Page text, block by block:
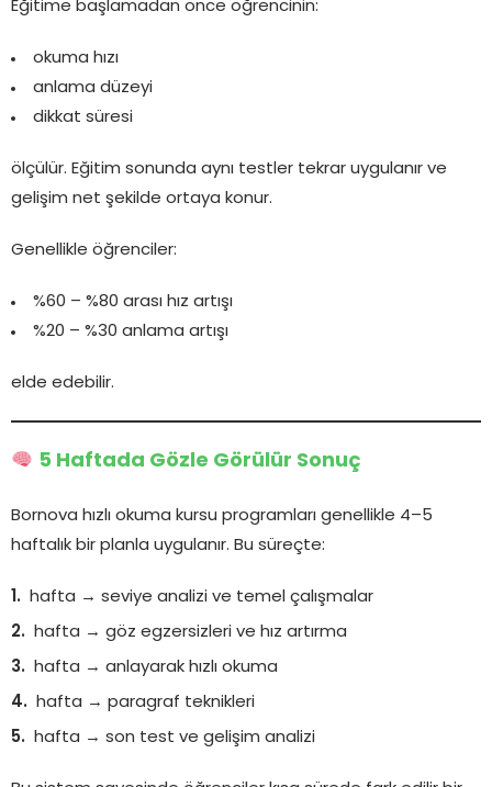
Eğitime başlamadan önce öğrencinin:
okuma hızı
anlama düzeyi
dikkat süresi
ölçülür. Eğitim sonunda aynı testler tekrar uygulanır ve
gelişim net şekilde ortaya konur.
Genellikle öğrenciler:
%60 – %80 arası hız artışı
%20 – %30 anlama artışı
elde edebilir.
5 Haftada Gözle Görülür Sonuç
Bornova hızlı okuma kursu programları genellikle 4–5
haftalık bir planla uygulanır. Bu süreçte:
hafta → seviye analizi ve temel çalışmalar
hafta → göz egzersizleri ve hız artırma
hafta → anlayarak hızlı okuma
hafta → paragraf teknikleri
hafta → son test ve gelişim analizi